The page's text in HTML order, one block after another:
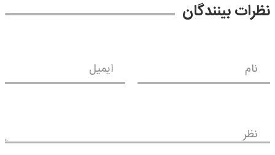
نظرات بینندگان
نام ایمیل
نظر